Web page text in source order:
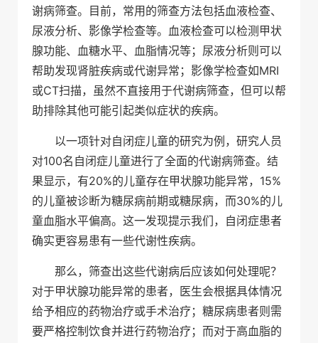
谢病筛查。目前，常用的筛查方法包括血液检查、
尿液分析、影像学检查等。血液检查可以检测甲状
腺功能、血糖水平、血脂情况等；尿液分析则可以
帮助发现肾脏疾病或代谢异常；影像学检查如MRI
或CT扫描，虽然不直接用于代谢病筛查，但可以帮
助排除其他可能引起类似症状的疾病。
以一项针对自闭症儿童的研究为例，研究人员
对100名自闭症儿童进行了全面的代谢病筛查。结
果显示，有20%的儿童存在甲状腺功能异常，15%
的儿童被诊断为糖尿病前期或糖尿病，而30%的儿
童血脂水平偏高。这一发现提示我们，自闭症患者
确实更容易患有一些代谢性疾病。
那么，筛查出这些代谢病后应该如何处理呢？
对于甲状腺功能异常的患者，医生会根据具体情况
给予相应的药物治疗或手术治疗；糖尿病患者则需
要严格控制饮食并进行药物治疗；而对于高血脂的